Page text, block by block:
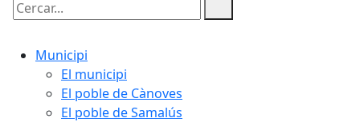
Cercar:
Municipi
El municipi
El poble de Cànoves
El poble de Samalús